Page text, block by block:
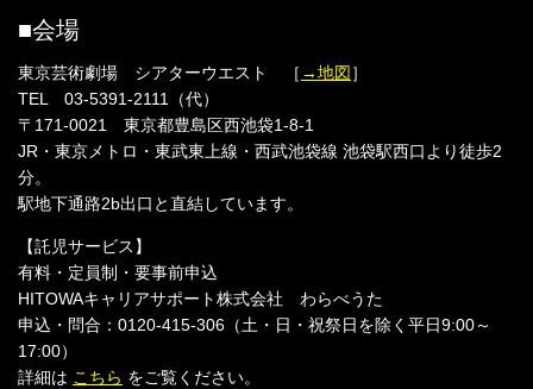
■会場
東京芸術劇場 シアターウエスト ［ →地図 ］
TEL 03-5391-2111（代）
〒171-0021 東京都豊島区西池袋1-8-1
JR・東京メトロ・東武東上線・西武池袋線 池袋駅西口より徒歩2
分。
駅地下通路2b出口と直結しています。
【託児サービス】
有料・定員制・要事前申込
HITOWAキャリアサポート株式会社 わらべうた
申込・問合：0120-415-306（土・日・祝祭日を除く平日9:00～
17:00）
詳細は こちら をご覧ください。